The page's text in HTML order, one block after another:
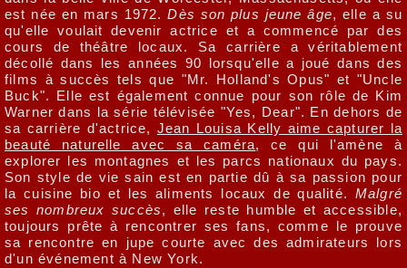
est née en mars 1972.Dès son plus jeune âge, elle a su
qu'elle voulait devenir actrice et a commencé par des
cours de théâtre locaux. Sa carrière a véritablement
décollé dans les années 90 lorsqu'elle a joué dans des
films à succès tels que "Mr. Holland's Opus" et "Uncle
Buck". Elle est également connue pour son rôle de Kim
Warner dans la série télévisée "Yes, Dear". En dehors de
sa carrière d'actrice, Jean Louisa Kelly aime capturer la
beauté naturelle avec sa caméra, ce qui l'amène à
explorer les montagnes et les parcs nationaux du pays.
Son style de vie sain est en partie dû à sa passion pour
la cuisine bio et les aliments locaux de qualité. Malgré
ses nombreux succès, elle reste humble et accessible,
toujours prête à rencontrer ses fans, comme le prouve
sa rencontre en jupe courte avec des admirateurs lors
d'un événement à New York.